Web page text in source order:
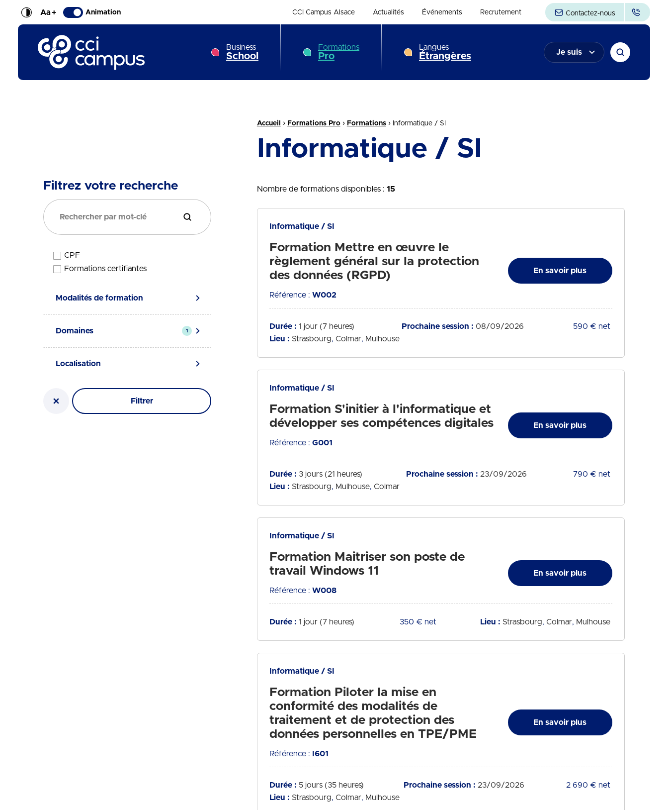
Aa+ Animation CCI Campus Alsace Actualités Événements Recrutement Contactez-nous
CCI Campus La formation qui vous ressemble
Business
School
Formations
Pro
Langues
Étrangères Je suis
Filtrez votre recherche
Filtrer la recherche
Élégibilité
CPF
Formations certifiantes
Modalités de formation
Domaines 1
Localisation
Réinitialiser la recherche
Filtrer
Fil d'Ariane :
Accueil › Formations Pro › Formations › Informatique / SI
Informatique / SI
Nombre de formations disponibles : 15
Informatique / SI
Formation Mettre en œuvre le
règlement général sur la protection
des données (RGPD)
Référence : W002
En savoir plus
Durée : 1 jour (7 heures) Prochaine session : 08/09/2026 Tarif :
590 € net
Lieu : Strasbourg Colmar Mulhouse
Informatique / SI
Formation S'initier à l'informatique et
développer ses compétences digitales
Référence : G001
En savoir plus
Durée : 3 jours (21 heures) Prochaine session : 23/09/2026 Tarif :
790 € net
Lieu : Strasbourg Mulhouse Colmar
Informatique / SI
Formation Maitriser son poste de
travail Windows 11
Référence : W008
En savoir plus
Durée : 1 jour (7 heures) Tarif :
350 € net Lieu : Strasbourg Colmar Mulhouse
Informatique / SI
Formation Piloter la mise en
conformité des modalités de
traitement et de protection des
données personnelles en TPE/PME
Référence : I601
En savoir plus
Durée : 5 jours (35 heures) Prochaine session : 23/09/2026 Tarif :
2 690 € net
Lieu : Strasbourg Colmar Mulhouse